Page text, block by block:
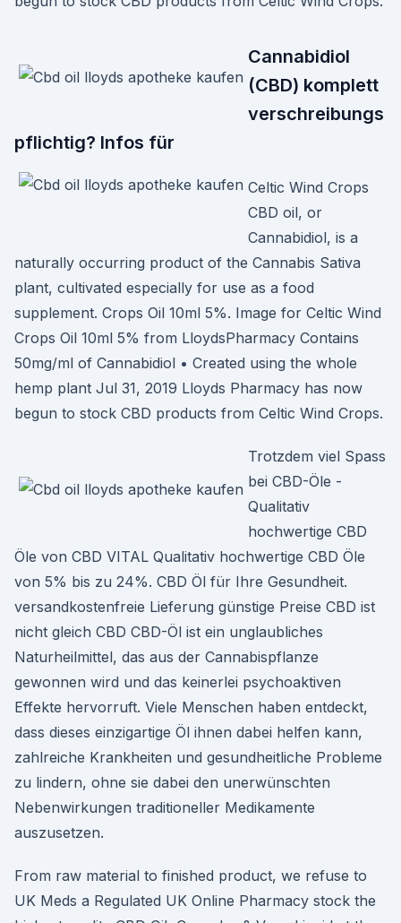
Cannabidiol
(CBD) komplett
verschreibungs
pflichtig? Infos für
Celtic Wind Crops
CBD oil, or
Cannabidiol, is a
naturally occurring product of the Cannabis Sativa
plant, cultivated especially for use as a food
supplement. Crops Oil 10ml 5%. Image for Celtic Wind
Crops Oil 10ml 5% from LloydsPharmacy Contains
50mg/ml of Cannabidiol • Created using the whole
hemp plant Jul 31, 2019 Lloyds Pharmacy has now
begun to stock CBD products from Celtic Wind Crops.
Trotzdem viel Spass
bei CBD-Öle -
Qualitativ
hochwertige CBD
Öle von CBD VITAL Qualitativ hochwertige CBD Öle
von 5% bis zu 24%. CBD Öl für Ihre Gesundheit.
versandkostenfreie Lieferung günstige Preise CBD ist
nicht gleich CBD CBD-Öl ist ein unglaubliches
Naturheilmittel, das aus der Cannabispflanze
gewonnen wird und das keinerlei psychoaktiven
Effekte hervorruft. Viele Menschen haben entdeckt,
dass dieses einzigartige Öl ihnen dabei helfen kann,
zahlreiche Krankheiten und gesundheitliche Probleme
zu lindern, ohne sie dabei den unerwünschten
Nebenwirkungen traditioneller Medikamente
auszusetzen.
From raw material to finished product, we refuse to
UK Meds a Regulated UK Online Pharmacy stock the